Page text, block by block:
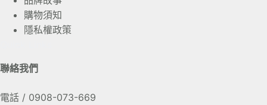
購物須知
隱私權政策
聯絡我們
電話 / 0908-073-669